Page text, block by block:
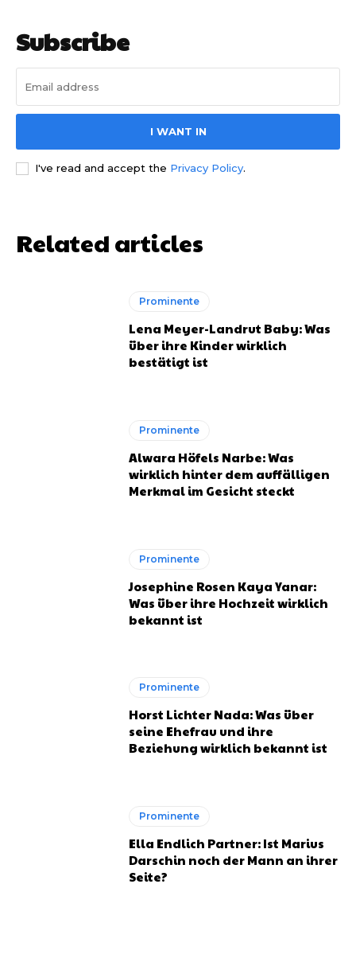
Subscribe
I WANT IN
I've read and accept the Privacy Policy.
Related articles
Prominente
Lena Meyer-Landrut Baby: Was
über ihre Kinder wirklich
bestätigt ist
Prominente
Alwara Höfels Narbe: Was
wirklich hinter dem auffälligen
Merkmal im Gesicht steckt
Prominente
Josephine Rosen Kaya Yanar:
Was über ihre Hochzeit wirklich
bekannt ist
Prominente
Horst Lichter Nada: Was über
seine Ehefrau und ihre
Beziehung wirklich bekannt ist
Prominente
Ella Endlich Partner: Ist Marius
Darschin noch der Mann an ihrer
Seite?